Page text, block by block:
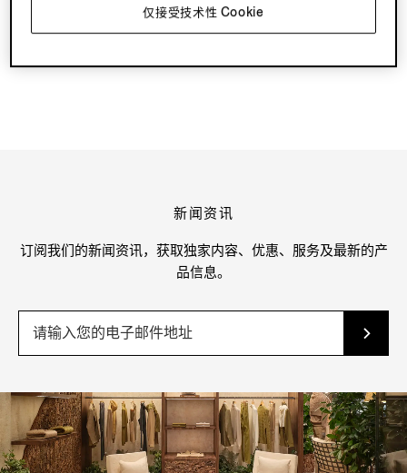
新闻资讯
订阅我们的新闻资讯，获取独家内容、优惠、服务及最新的产
品信息。
仅接受技术性 Cookie